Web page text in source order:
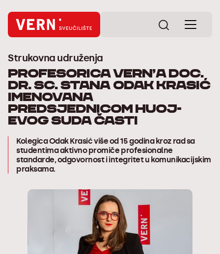
Strukovna udruženja
Profesorica VERN’a doc.
dr. sc. Stana Odak Krasić
imenovana
predsjednicom HUOJ-
evog Suda časti
Kolegica Odak Krasić više od 15 godina kroz rad sa
studentima aktivno promiče profesionalne
standarde, odgovornost i integritet u komunikacijskim
praksama.